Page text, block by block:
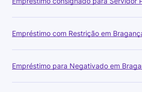
Empréstimo com Restrição em
Empréstimo para Negativado em